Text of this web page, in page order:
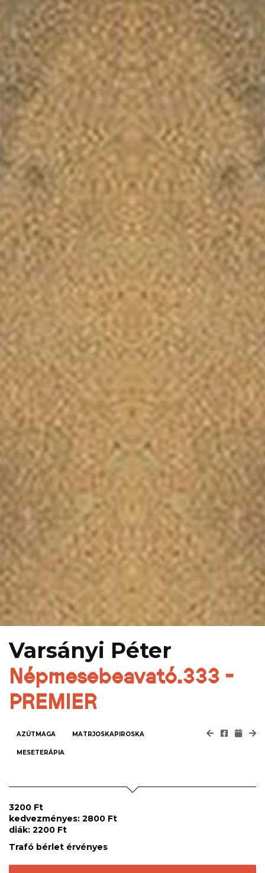
Varsányi Péter
Népmesebeavató.333 -
PREMIER
AZÚTMAGA MATRJOSKAPIROSKA
MESETERÁPIA
3200 Ft
kedvezményes: 2800 Ft
diák: 2200 Ft
Trafó bérlet érvényes